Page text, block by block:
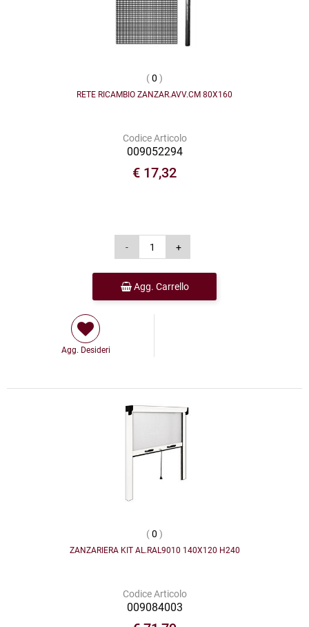
(0 )
RETE RICAMBIO ZANZAR.AVV.CM 80X160
Codice Articolo
009052294
€ 17,32
Agg. Carrello
Agg. Desideri
(0 )
ZANZARIERA KIT AL.RAL9010 140X120 H240
Codice Articolo
009084003